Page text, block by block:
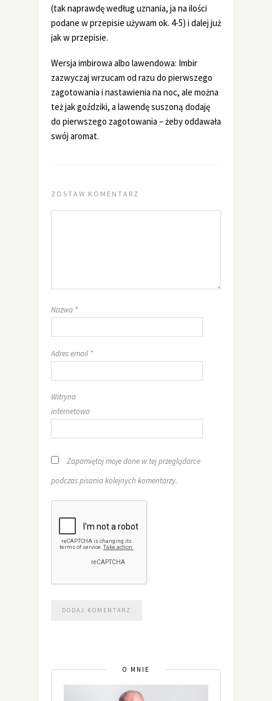
(tak naprawdę według uznania, ja na ilości
podane w przepisie używam ok. 4-5) i dalej już
jak w przepisie.
Wersja imbirowa albo lawendowa: Imbir
zazwyczaj wrzucam od razu do pierwszego
zagotowania i nastawienia na noc, ale można
też jak goździki, a lawendę suszoną dodaję
do pierwszego zagotowania – żeby oddawała
swój aromat.
ZOSTAW KOMENTARZ
Nazwa *
Adres email *
Witryna
internetowa
Zapamiętaj moje dane w tej przeglądarce
podczas pisania kolejnych komentarzy.
O MNIE